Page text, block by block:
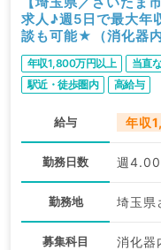
求人♪週5日で最大
談も可能★（消化器内
年収1,800万円以上 当直
駅近・徒歩圏内
高給与
給与 年収
勤務日数 週
勤務地 埼玉県
募集科目 消化器